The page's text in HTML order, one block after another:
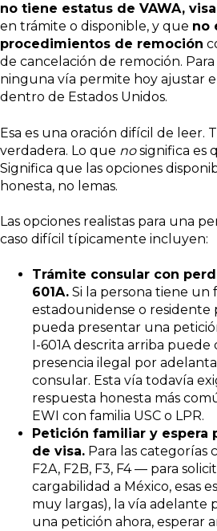
no tiene estatus de VAWA,
en trámite o disponible, y que no
procedimientos de remoción
de cancelación de remoción.
ninguna vía permite hoy ajustar
dentro de Estados Unidos.
Esa es una oración difícil de leer.
verdadera. Lo que nosignifica es
Significa que las opciones
honesta, no lemas.
Las opciones realistas para una
caso difícil típicamente incluyen:
Trámite consular con
601A. Si la persona tiene un
estadounidense o
pueda presentar una
I-601A descrita arriba
presencia ilegal por
consular. Esta vía todavía
respuesta honesta más
EWI con familia USC o LPR.
Petición familiar y espera
de visa. Para las categorías
F2A, F2B, F3, F4 — para
cargabilidad a México, esas
muy largas), la vía adelante
una petición ahora, esperar